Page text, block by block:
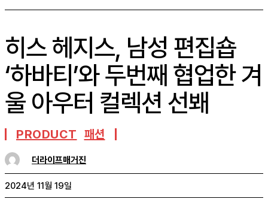
히스 헤지스, 남성 편집숍
‘하바티’와 두번째 협업한 겨
울 아우터 컬렉션 선봬
PRODUCT 패션
더라이프매거진
2024년 11월 19일